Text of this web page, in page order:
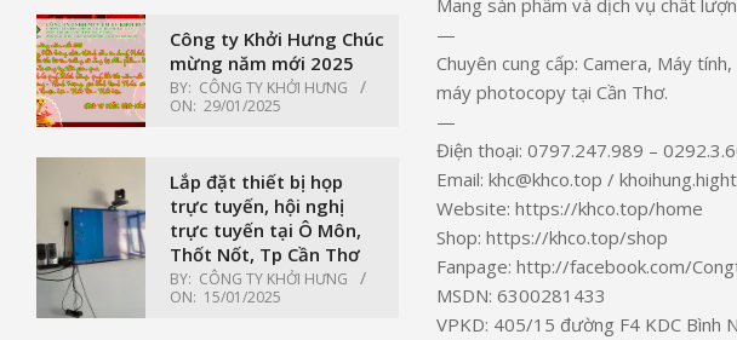
Mang sản phẩm và dịch vụ chất
—
Chuyên cung cấp: Camera, Máy
máy photocopy tại Cần Thơ.
—
Điện thoại: 0797.247.989 –
Email: khc@khco.top /
Website: https://khco.top/home
Shop: https://khco.top/shop
Fanpage: http://facebook.com/
MSDN: 6300281433
VPKD: 405/15 đường F4 KDC Bình
Công ty Khởi Hưng Chúc
mừng năm mới 2025
BY: CÔNG TY KHỞI HƯNG
ON: 29/01/2025
Lắp đặt thiết bị họp
trực tuyến, hội nghị
trực tuyến tại Ô Môn,
Thốt Nốt, Tp Cần Thơ
BY: CÔNG TY KHỞI HƯNG
ON: 15/01/2025